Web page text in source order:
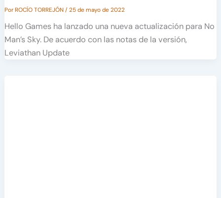
PorROCÍO TORREJÓN/25 de mayo de 2022
Hello Games ha lanzado una nueva actualización para No
Man’s Sky. De acuerdo con las notas de la versión,
Leviathan Update